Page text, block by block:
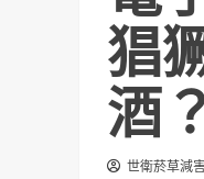
猖
酒？
世衛菸草減